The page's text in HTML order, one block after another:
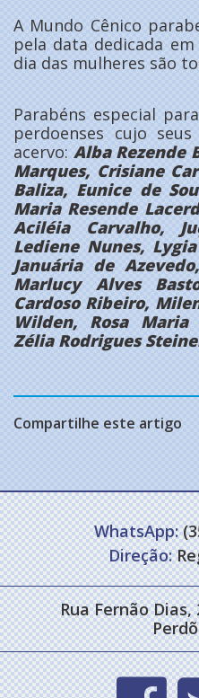
A Mundo Cênico
pela data dedicada
dia das mulheres são
Parabéns especial
perdoenses cujo
acervo: Alba Rezende
Marques, Crisiane
Baliza, Eunice de
Maria Resende
Aciléia Carvalho,
Lediene Nunes,
Januária de
Marlucy Alves
Cardoso Ribeiro,
Wilden, Rosa Maria
Zélia Rodrigues
Compartilhe este artigo
WhatsApp:
Direção:
Rua Fernão Dias,